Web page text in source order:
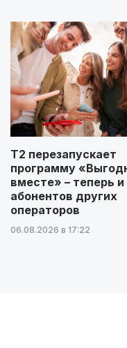
Т2 перезапускает
программу
вместе» – теперь
абонентов других
операторов
06.08.2026 в 17:22